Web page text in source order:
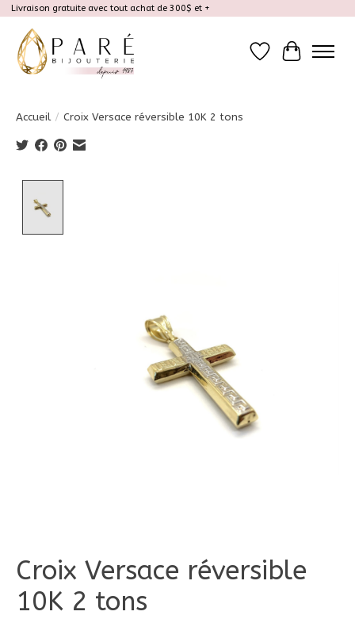
Livraison gratuite avec tout achat de 300$ et +
Liste dePanier
Accueil / Croix Versace réversible 10K 2 tons
Croix Versace réversible
10K 2 tons